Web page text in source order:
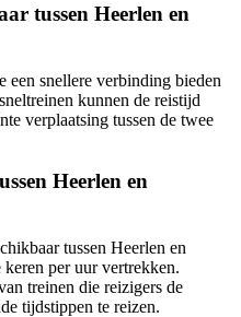
tussen Heerlen en
een snellere verbinding bieden
kunnen de reistijd
verplaatsing tussen de twee
Heerlen en
tussen Heerlen en
per uur vertrekken.
treinen die reizigers de
tijdstippen te reizen.